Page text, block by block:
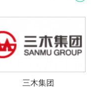
三木集团